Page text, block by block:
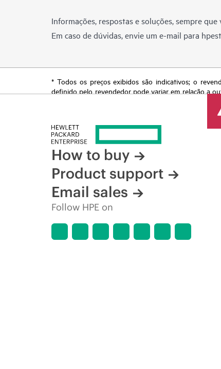
Informações, respostas e soluções, sempre que
Em caso de dúvidas, envie um e-mail para
* Todos os preços exibidos são indicativos; o
definido pelo revendedor pode variar em relação a
de produtos restrita, promoção no fim da vida útil e
How to buy
Product support
Email sales
Follow HPE on